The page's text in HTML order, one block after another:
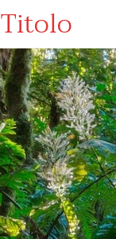
Titolo